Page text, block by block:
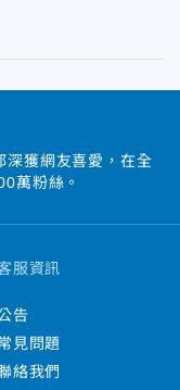
深獲網友喜愛，在全
萬粉絲。
服資訊
告
見問題
絡我們